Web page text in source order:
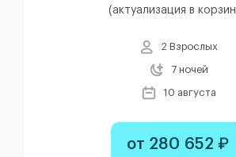
(актуализация в
2 Взрослых
7 ночей
10 августа
от 280 652 ₽